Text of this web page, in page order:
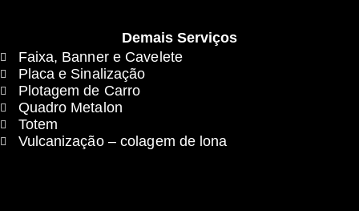
Demais Serviços
Faixa, Banner e Cavelete
Placa e Sinalização
Plotagem de Carro
Quadro Metalon
Totem
Vulcanização – colagem de lona